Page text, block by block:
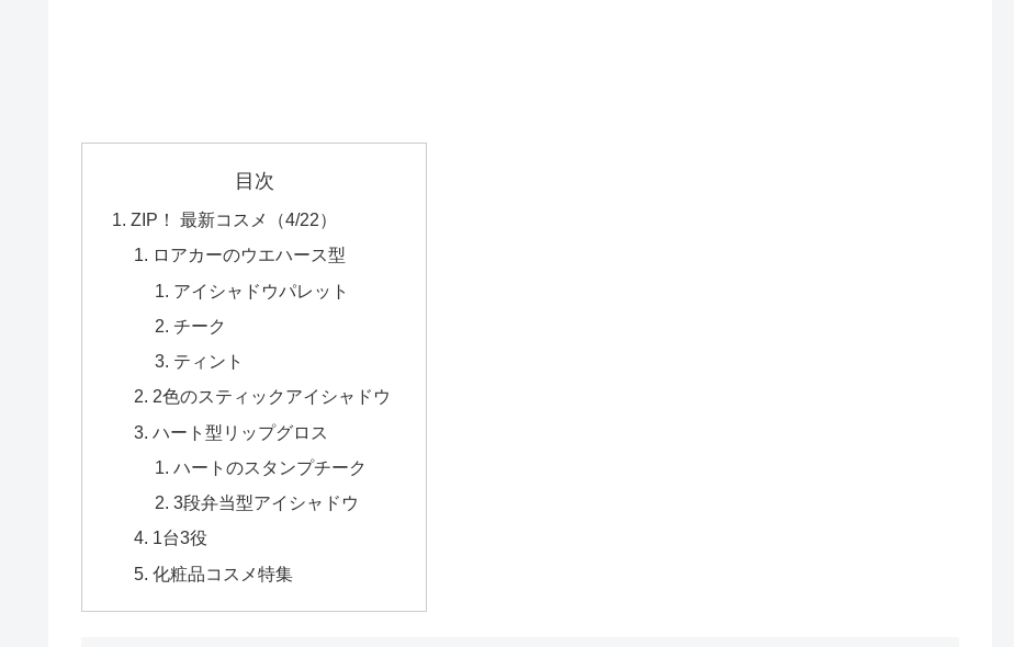
目次
ZIP！ 最新コスメ（4/22）
ロアカーのウエハース型
アイシャドウパレット
チーク
ティント
2色のスティックアイシャドウ
ハート型リップグロス
ハートのスタンプチーク
3段弁当型アイシャドウ
1台3役
化粧品コスメ特集